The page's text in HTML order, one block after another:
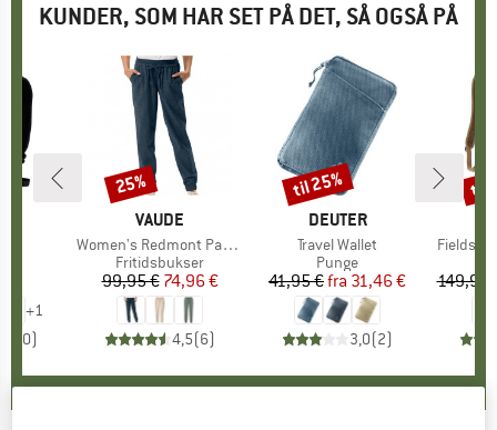
KUNDER, SOM HAR SET PÅ DET, SÅ OGSÅ PÅ
+1
0)
MÆRKE
VAUDE
Artikel
Women's Redmont Pants
Produktgruppe
Fritidsbukser
Pris
99,95 €Nedsat pris
74,96 €
4,5(6)
Rabat
25%
MÆRKE
DEUTER
Artikel
Travel Wallet
Produktgruppe
Punge
Pris
41,95 € Nedsat pris
fra 31,46 €
3,0(2)
Rabat
til 25%
Artikel
149,95
til